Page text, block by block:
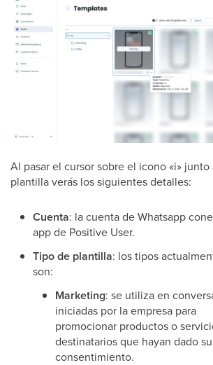
Al pasar el cursor sobre el icono «i»
plantilla verás los siguientes detalles:
Cuenta: la cuenta de Whatsapp
app de Positive User.
Tipo de plantilla: los tipos
son:
Marketing: se utiliza en
iniciadas por la empresa para
promocionar productos o
destinatarios que hayan dado su
consentimiento.